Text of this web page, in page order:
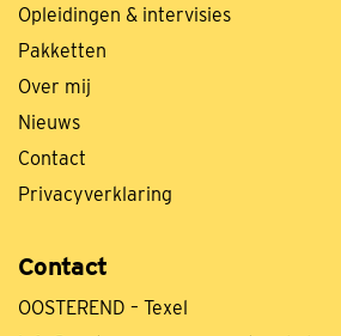
Opleidingen & intervisies
Pakketten
Over mij
Nieuws
Contact
Privacyverklaring
Contact
OOSTEREND – Texel